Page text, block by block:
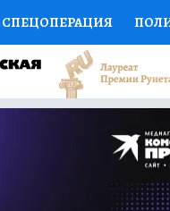
СПЕЦОПЕРАЦИЯ
НАУКА СПОРТ
ДОКТОР
ПРОГНОЗЫ НА СПОРТ